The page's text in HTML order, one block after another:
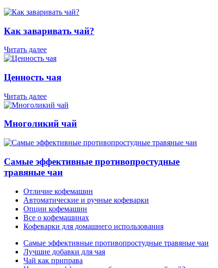
Как заваривать чай?
Читать далее
Ценность чая
Читать далее
Многоликий чай
Самые эффективные противопростудные
травяные чаи
Отличие кофемашин
Автоматические и ручные кофеварки
Опции кофемашин
Все о кофемашинах
Кофеварки для домашнего использования
Самые эффективные противопростудные травяные чаи
Лучшие добавки для чая
Чай как приправа